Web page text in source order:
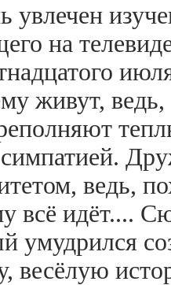
увлечен
на
живут, ведь,
ведь,
всё идёт....
умудрился
весёлую